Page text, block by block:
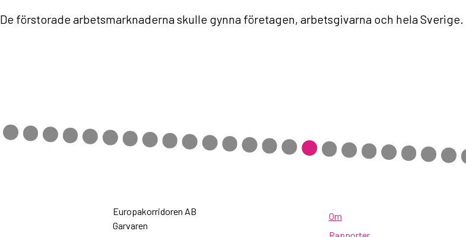
De förstorade arbetsmarknaderna skulle gynna företagen, arbetsgivarna och hela Sverige.
Europakorridoren AB
Garvaren
Om
Rapporter